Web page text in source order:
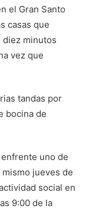
el Gran Santo
casas que
diez minutos
vez que
tandas por
bocina de
uno de
jueves de
social en
9:00 de la